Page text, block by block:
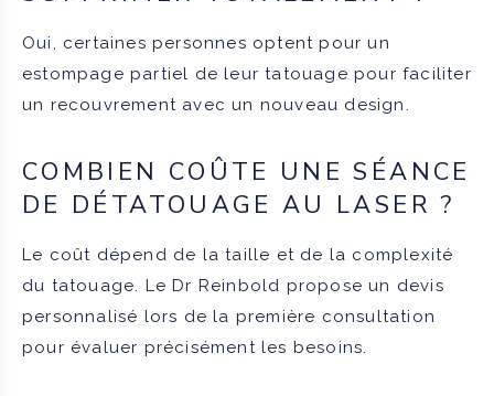
Oui, certaines personnes optent pour un
estompage partiel de leur tatouage pour faciliter
un recouvrement avec un nouveau design.
COMBIEN COÛTE UNE SÉANCE
DE DÉTATOUAGE AU LASER ?
Le coût dépend de la taille et de la complexité
du tatouage. Le Dr Reinbold propose un devis
personnalisé lors de la première consultation
pour évaluer précisément les besoins.